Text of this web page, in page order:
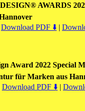
AWARDS
Download PDF ⬇️ |
Award 2022 Special
für Marken aus
Download PDF ⬇️ |